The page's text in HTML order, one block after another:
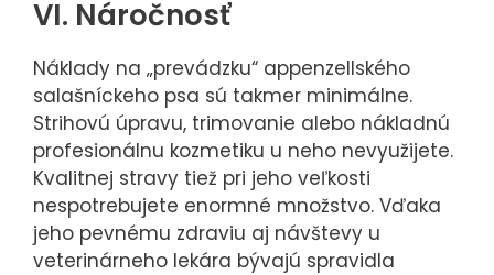
VI. Náročnosť
Náklady na „prevádzku“ appenzellského
salašníckeho psa sú takmer minimálne.
Strihovú úpravu, trimovanie alebo nákladnú
profesionálnu kozmetiku u neho nevyužijete.
Kvalitnej stravy tiež pri jeho veľkosti
nespotrebujete enormné množstvo. Vďaka
jeho pevnému zdraviu aj návštevy u
veterinárneho lekára bývajú spravidla